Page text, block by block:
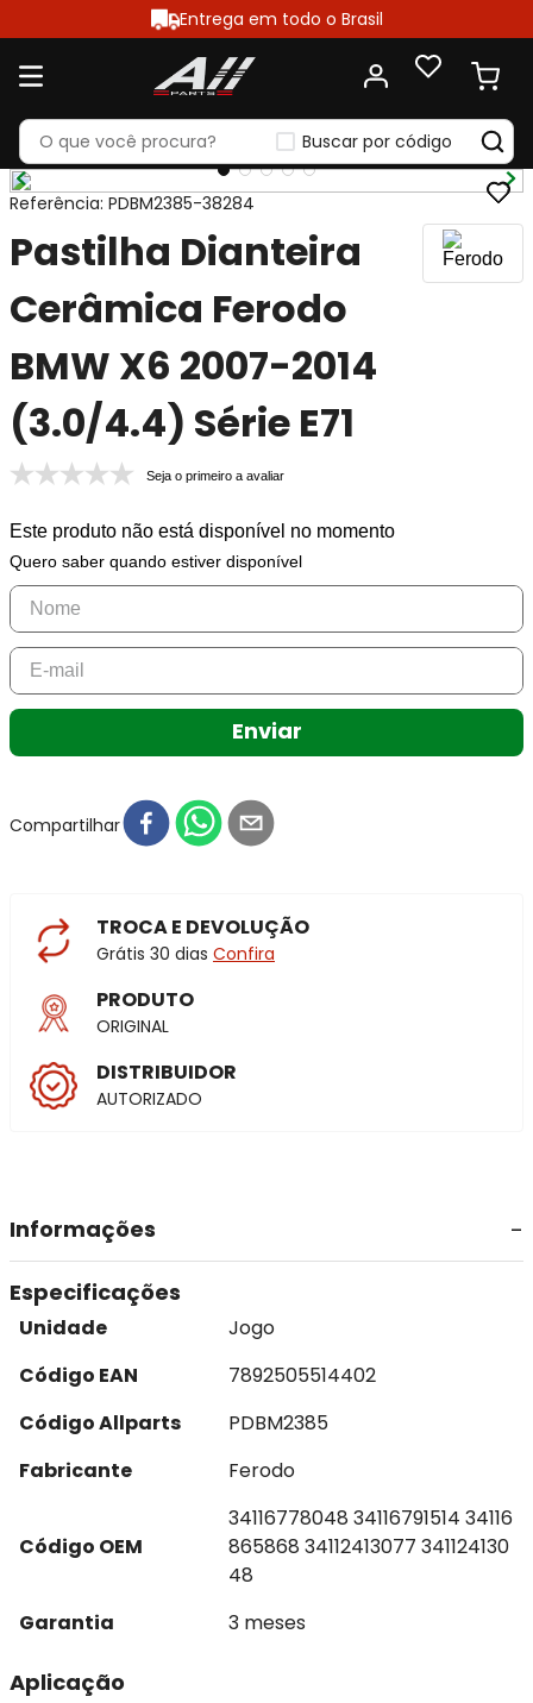
Entrega em todo o Brasil
Buscar por código
Referência: PDBM2385-38284
Pastilha Dianteira
Cerâmica Ferodo
BMW X6 2007-2014
(3.0/4.4) Série E71
Seja o primeiro a avaliar
Este produto não está disponível no momento
Quero saber quando estiver disponível
Enviar
Compartilhar
TROCA E DEVOLUÇÃO
Grátis 30 dias Confira
PRODUTO
ORIGINAL
DISTRIBUIDOR
AUTORIZADO
Informações
Especificações
Unidade
Jogo
Código EAN
7892505514402
Código Allparts
PDBM2385
Fabricante
Ferodo
Código OEM
34116778048 34116791514 34116
865868 34112413077 341124130
48
Garantia
3 meses
Aplicação